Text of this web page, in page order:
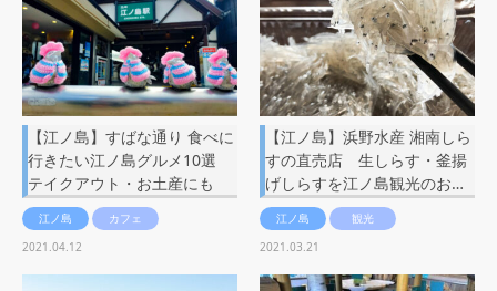
【江ノ島】すばな通り 食べに
行きたい江ノ島グルメ10選
テイクアウト・お土産にも
江ノ島
カフェ
2021.04.12
【江ノ島】浜野水産 湘南しら
すの直売店 生しらす・釜揚
げしらすを江ノ島観光のお…
江ノ島
観光
2021.03.21